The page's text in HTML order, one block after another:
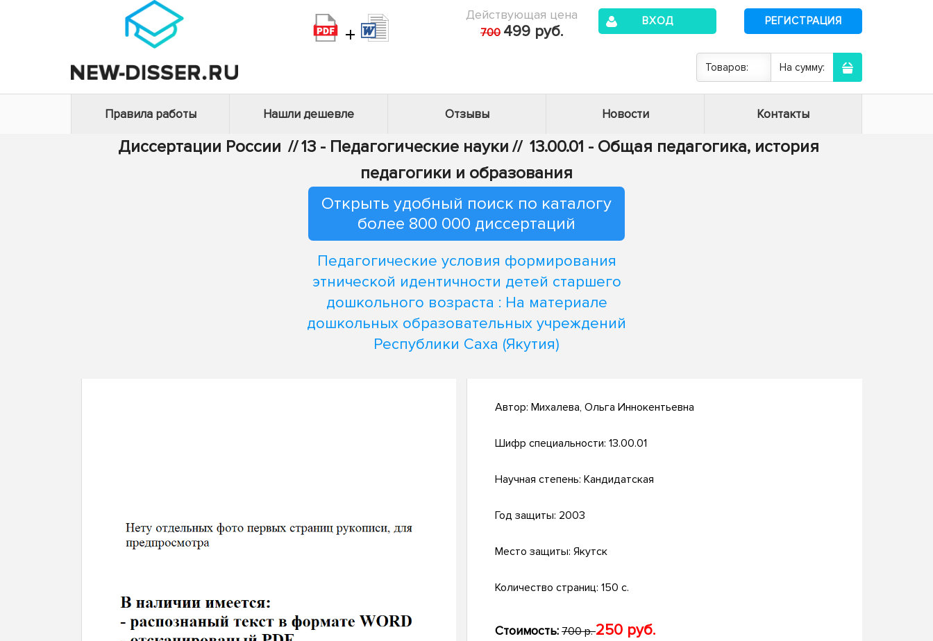
+
Действующая цена
700 499 руб.
ВХОД РЕГИСТРАЦИЯ
Товаров: На сумму:
Правила работы Нашли дешевле Отзывы Новости Контакты
Диссертации России //13 - Педагогические науки // 13.00.01 - Общая педагогика, история
педагогики и образования
Открыть удобный поиск по каталогу
более 800 000 диссертаций
Педагогические условия формирования
этнической идентичности детей старшего
дошкольного возраста : На материале
дошкольных образовательных учреждений
Республики Саха (Якутия)
Автор: Михалева, Ольга Иннокентьевна
Шифр специальности: 13.00.01
Научная степень: Кандидатская
Год защиты: 2003
Место защиты: Якутск
Количество страниц: 150 с.
Стоимость: 700 р.250 руб.